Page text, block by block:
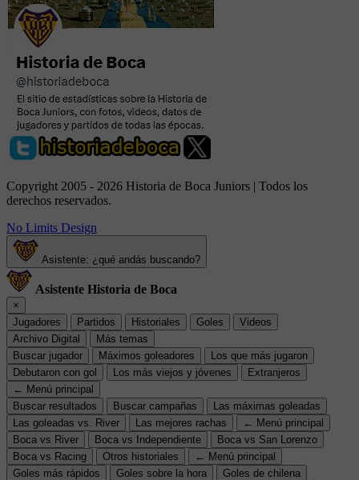
Copyright 2005 - 2026 Historia de Boca Juniors | Todos los
derechos reservados.
No Limits Design
Asistente: ¿qué andás buscando?
Asistente Historia de Boca
×
Jugadores
Partidos Historiales Goles
Videos
Archivo Digital
Más temas
Buscar jugador
Máximos goleadores
Los que más jugaron
Debutaron con gol
Los más viejos y jóvenes
Extranjeros
← Menú principal
Buscar resultados
Buscar campañas
Las máximas goleadas
Las goleadas vs. River
Las mejores rachas
← Menú principal
Boca vs River
Boca vs Independiente
Boca vs San Lorenzo
Boca vs Racing
Otros historiales
← Menú principal
Goles más rápidos
Goles sobre la hora
Goles de chilena